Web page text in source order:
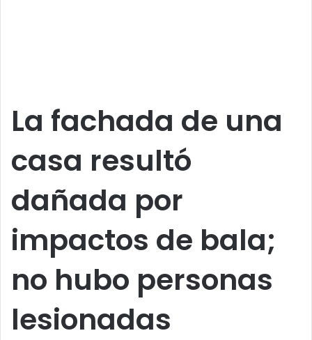
La fachada de una
casa resultó
dañada por
impactos de bala;
no hubo personas
lesionadas